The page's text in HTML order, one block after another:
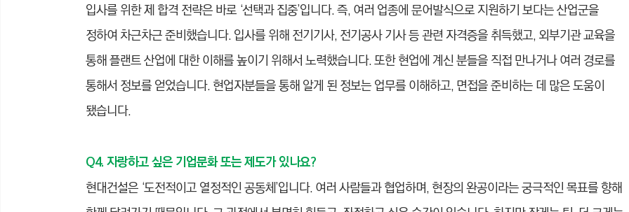
입사를 위한 제 합격 전략은 바로 ‘선택과 집중’입니다. 즉, 여러 업종에 문어발식으로 지원하기 보다는 산업군을
정하여 차근차근 준비했습니다. 입사를 위해 전기기사, 전기공사 기사 등 관련 자격증을 취득했고, 외부기관 교육을
통해 플랜트 산업에 대한 이해를 높이기 위해서 노력했습니다. 또한 현업에 계신 분들을 직접 만나거나 여러 경로를
통해서 정보를 얻었습니다. 현업자분들을 통해 알게 된 정보는 업무를 이해하고, 면접을 준비하는 데 많은 도움이
됐습니다.
Q4. 자랑하고 싶은 기업문화 또는 제도가 있나요?
현대건설은 ‘도전적이고 열정적인 공동체’입니다. 여러 사람들과 협업하며, 현장의 완공이라는 궁극적인 목표를 향해